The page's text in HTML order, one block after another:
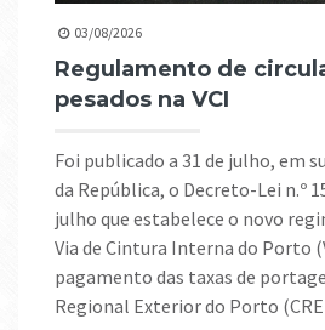
03/08/2026
Regulamento de circulação de
pesados na VCI
Foi publicado a 31 de julho, em suplemento do Diário
da República, o Decreto-Lei n.º
julho que estabelece o novo
Via de Cintura Interna do Porto
pagamento das taxas de
Regional Exterior do Porto